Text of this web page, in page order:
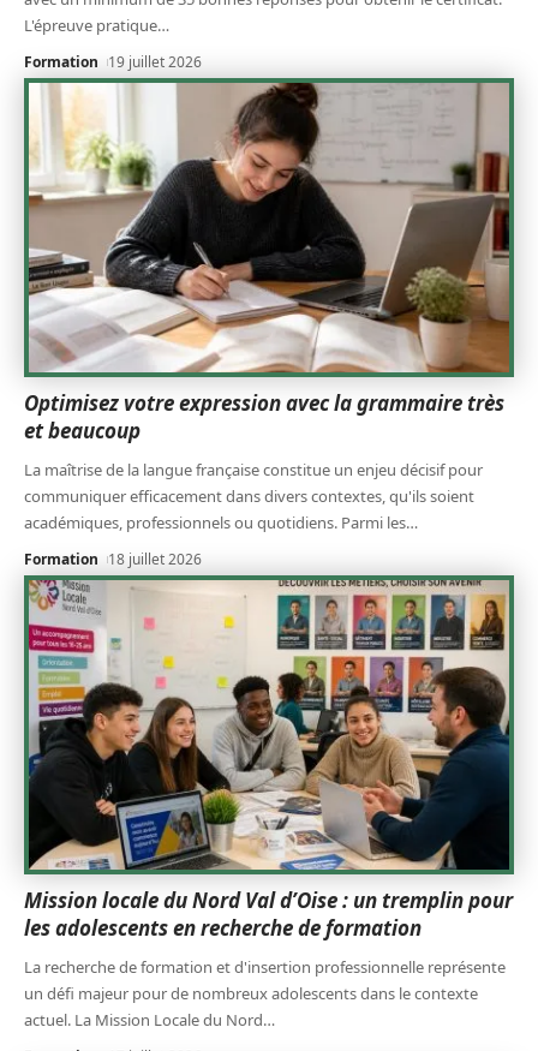
L'épreuve pratique…
Formation 19 juillet 2026
Optimisez votre expression avec la grammaire très
et beaucoup
La maîtrise de la langue française constitue un enjeu décisif pour
communiquer efficacement dans divers contextes, qu'ils soient
académiques, professionnels ou quotidiens. Parmi les…
Formation 18 juillet 2026
Mission locale du Nord Val d’Oise : un tremplin pour
les adolescents en recherche de formation
La recherche de formation et d'insertion professionnelle représente
un défi majeur pour de nombreux adolescents dans le contexte
actuel. La Mission Locale du Nord…